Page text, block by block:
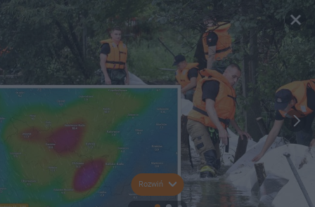
Rozwiń